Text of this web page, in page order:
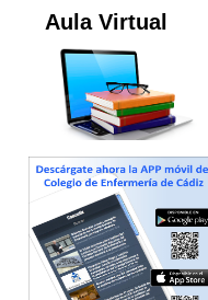
Aula Virtual